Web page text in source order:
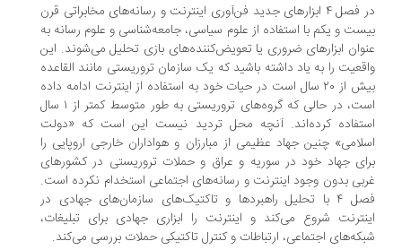
در فصل ۴ ابزارهای جدید فن‌آوری اینترنت و رسانه‌های مخابراتی قرن
و یکم با استفاده از علوم سیاسی، جامعه‌شناسی و علوم رسانه به
ابزارهای ضروری یا تعویض‌کننده‌های بازی تحلیل می‌شوند. این
را به یاد داشته باشید که یک سازمان تروریستی مانند القاعده
بیش از ۲۰ سال است در حیات خود به استفاده از اینترنت ادامه داده
است، در حالی که گروه‌های تروریستی به طور متوسط کمتر از ۱ سال
کرده‌اند. آنچه محل تردید نیست این است که «دولت
چنین جهاد عظیمی از مبارزان و هواداران خارجی اروپایی را
جهاد خود در سوریه و عراق و حملات تروریستی در کشورهای
بدون وجود اینترنت و رسانه‌های اجتماعی استخدام نکرده است.
فصل ۴ با تحلیل راهبردها و تاکتیک‌های سازمان‌های جهادی در
شروع می‌کند و اینترنت را ابزاری جهادی برای تبلیغات،
اجتماعی، ارتباطات و کنترل تاکتیکی حملات بررسی می‌کند.